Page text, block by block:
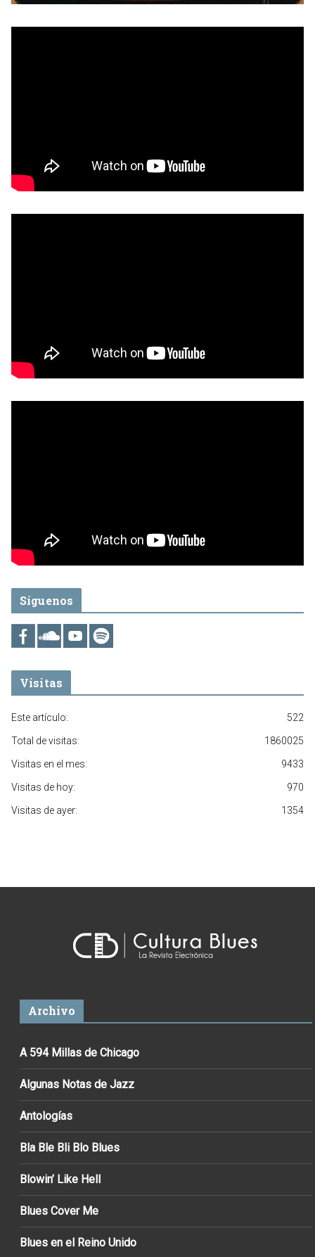
Síguenos
Visitas
522
Este artículo:
1860025
Total de visitas:
9433
Visitas en el mes:
970
Visitas de hoy:
1354
Visitas de ayer:
Archivo
A 594 Millas de Chicago
Algunas Notas de Jazz
Antologías
Bla Ble Bli Blo Blues
Blowin’ Like Hell
Blues Cover Me
Blues en el Reino Unido